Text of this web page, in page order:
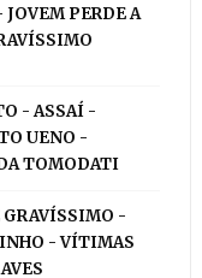
PERDE A
- ASSAÍ -
UENO -
TOMODATI
-
- VÍTIMAS